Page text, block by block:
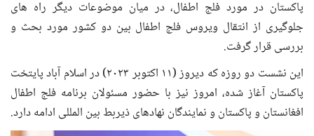
پاکستان در مورد فلج اطفال، در میان موضوعات دیگر راه های
جلوگیری از انتقال ویروس فلج اطفال بین دو کشور مورد بحث و
بررسی قرار گرفت.
این نشست دو روزه که دیروز (۱۱ اکتوبر ۲۰۲۳) در اسلام آباد پایتخت
پاکستان آغاز شده، امروز نیز با حضور مسئولان برنامه فلج اطفال
افغانستان و پاکستان و نمایندگان نهادهای ذیربط بین المللی ادامه دارد.